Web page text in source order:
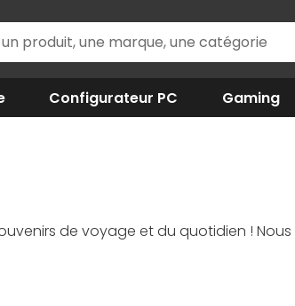
Configurateur PC Gaming
de voyage et du quotidien !